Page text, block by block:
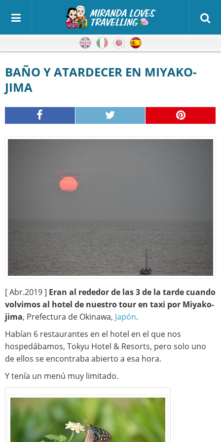
Inglés ItalianoJaponés
BAÑO Y ATARDECER EN MIYAKO-
JIMA
[ Abr.2019 ] Eran al rededor de las 3 de la tarde cuando
volvimos al hotel de nuestro tour en taxi por Miyako-
jima, Prefectura de Okinawa, Japón.
Habían 6 restaurantes en el hotel en el que nos
hospedábamos, Tokyu Hotel & Resorts, pero solo uno
de ellos se encontraba abierto a esa hora.
Y tenía un menú muy limitado.